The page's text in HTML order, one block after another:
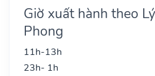
Giờ xuất hành theo
Phong
11h-13h
23h- 1h